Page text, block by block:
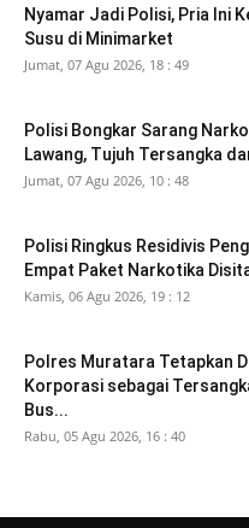
Nyamar Jadi Polisi, Pria Ini
Susu di Minimarket
Jumat, 07 Agu 2026, 18 : 49
Polisi Bongkar Sarang
Lawang, Tujuh Tersangka
Jumat, 07 Agu 2026, 10 : 48
Polisi Ringkus Residivis
Empat Paket Narkotika
Kamis, 06 Agu 2026, 19 : 12
Polres Muratara Tetapkan
Korporasi sebagai
Bus...
Rabu, 05 Agu 2026, 16 : 40